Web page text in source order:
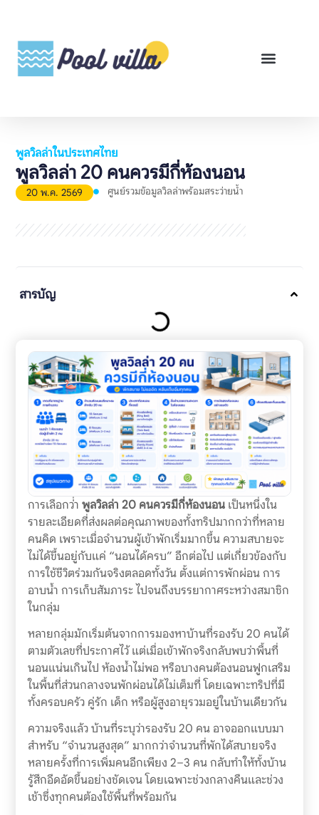
พูลวิลล่าในประเทศไทย
พูลวิลล่า 20 คนควรมีกี่ห้องนอน
20 พ.ค. 2569 ศูนย์รวมข้อมูลวิลล่าพร้อมสระว่ายน้ำ
สารบัญ
การเลือกว่่า พูลวิลล่า 20 คนควรมีกี่ห้องนอนเป็นหนึ่งใน
รายละเอียดที่ส่งผลต่อคุณภาพของทั้งทริปมากกว่าที่หลาย
คนคิด เพราะเมื่อจำนวนผู้เข้าพักเริ่มมากขึ้น ความสบายจะ
ไม่ได้ขึ้นอยู่กับแค่ “นอนได้ครบ” อีกต่อไป แต่เกี่ยวข้องกับ
การใช้ชีวิตร่วมกันจริงตลอดทั้งวัน ตั้งแต่การพักผ่อน การ
อาบน้ำ การเก็บสัมภาระ ไปจนถึงบรรยากาศระหว่างสมาชิก
ในกลุ่ม
หลายกลุ่มมักเริ่มต้นจากการมองหาบ้านที่รองรับ 20 คนได้
ตามตัวเลขที่ประกาศไว้ แต่เมื่อเข้าพักจริงกลับพบว่าพื้นที่
นอนแน่นเกินไป ห้องน้ำไม่พอ หรือบางคนต้องนอนฟูกเสริม
ในพื้นที่ส่วนกลางจนพักผ่อนได้ไม่เต็มที่ โดยเฉพาะทริปที่มี
ทั้งครอบครัว คู่รัก เด็ก หรือผู้สูงอายุรวมอยู่ในบ้านเดียวกัน
ความจริงแล้ว บ้านที่ระบุว่ารองรับ 20 คน อาจออกแบบมา
สำหรับ “จำนวนสูงสุด” มากกว่าจำนวนที่พักได้สบายจริง
หลายครั้งที่การเพิ่มคนอีกเพียง 2–3 คน กลับทำให้ทั้งบ้าน
รู้สึกอึดอัดขึ้นอย่างชัดเจน โดยเฉพาะช่วงกลางคืนและช่วง
เช้าซึ่งทุกคนต้องใช้พื้นที่พร้อมกัน